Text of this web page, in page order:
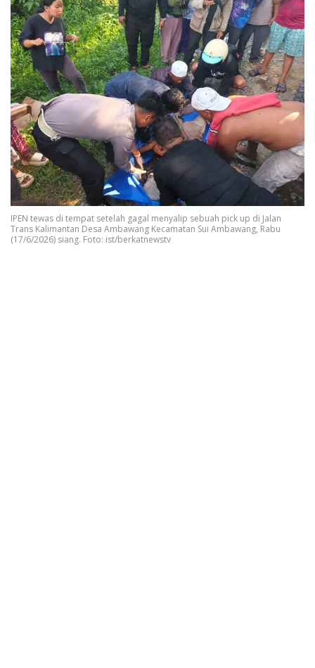
IPEN tewas di tempat setelah gagal menyalip sebuah pick up di Jalan
Trans Kalimantan Desa Ambawang Kecamatan Sui Ambawang, Rabu
(17/6/2026) siang. Foto: ist/berkatnewstv